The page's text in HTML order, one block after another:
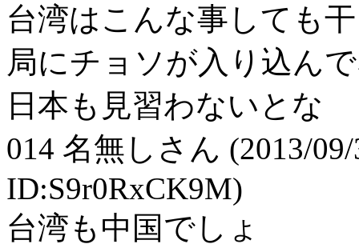
台湾はこんな事しても
局にチョソが入り込ん
日本も見習わないとな
014 名無しさん (2013/
ID:S9r0RxCK9M)
台湾も中国でしょ